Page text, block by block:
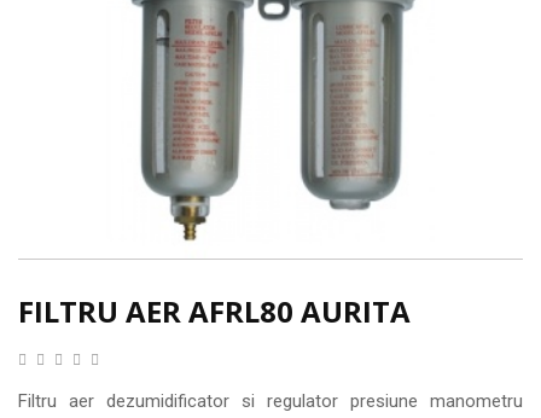
FILTRU AER AFRL80 AURITA
Filtru aer dezumidificator si regulator presiune manometru